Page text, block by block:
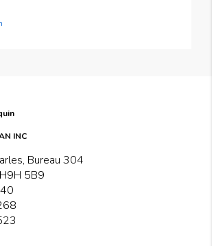
INC
Bureau 304
5B9